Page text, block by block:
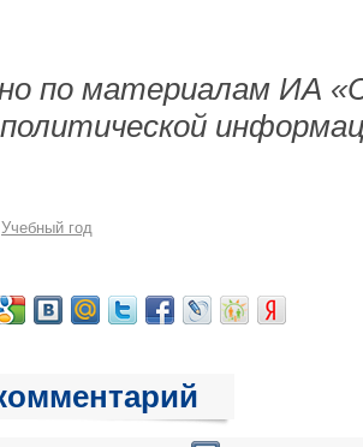
по материалам ИА
Учебный год